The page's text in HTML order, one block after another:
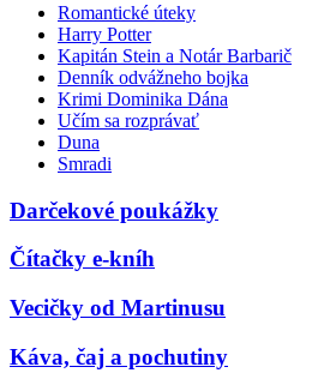
Romantické úteky
Harry Potter
Kapitán Stein a Notár Barbarič
Denník odvážneho bojka
Krimi Dominika Dána
Učím sa rozprávať
Duna
Smradi
Darčekové poukážky
Čítačky e-kníh
Vecičky od Martinusu
Káva, čaj a pochutiny